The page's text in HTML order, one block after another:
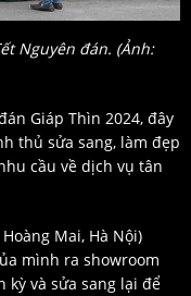
Nguyên đán. (Ảnh:
Giáp Thìn 2024, đây
thủ sửa sang, làm đẹp
cầu về dịch vụ tân
Mai, Hà Nội)
mình ra showroom
và sửa sang lại để